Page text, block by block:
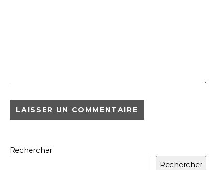
Rechercher
Rechercher